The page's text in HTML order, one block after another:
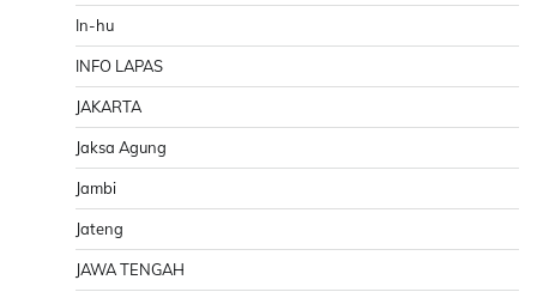
In-hu
INFO LAPAS
JAKARTA
Jaksa Agung
Jambi
Jateng
JAWA TENGAH